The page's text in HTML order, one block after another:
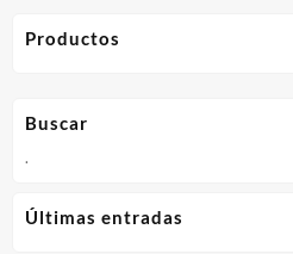
Productos
Buscar
.
Últimas entradas